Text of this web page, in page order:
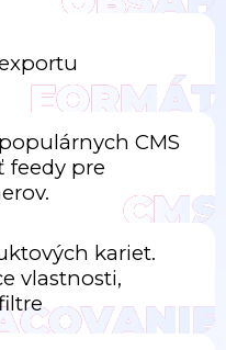
FORMÁT
CMS
feedy pre
CMS
kariet.
vlastnosti,